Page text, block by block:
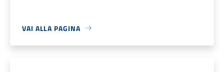
VAI ALLA PAGINA